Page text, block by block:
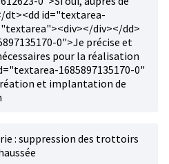
dt><dd id="textarea-
div></dd>
0">Je précise et
pour la réalisation
1685897135170-0"
et implantation de
: suppression des trottoirs